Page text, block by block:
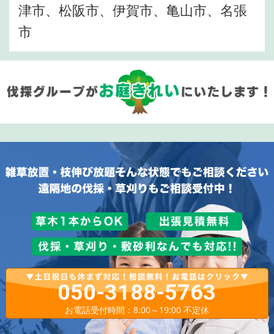
津市、松阪市、伊賀市、亀山市、名張
市
050-3188-5763
お電話受付時間：8:00～19:00 不定休